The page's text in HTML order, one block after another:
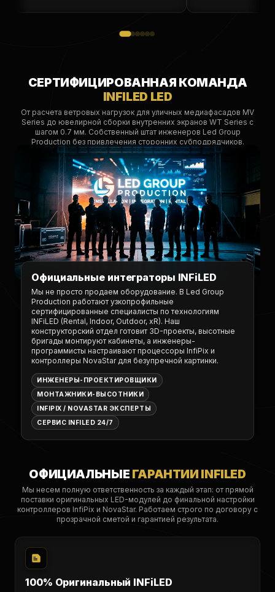
СЕРТИФИЦИРОВАННАЯ КОМАНДА
INFILED LED
От расчета ветровых нагрузок для уличных медиафасадов MV
Series до ювелирной сборки внутренних экранов WT Series с
шагом 0.7 мм. Собственный штат инженеров Led Group
Production без привлечения сторонних субподрядчиков.
Официальные интеграторы INFiLED
Мы не просто продаем оборудование. В Led Group
Production работают узкопрофильные
сертифицированные специалисты по технологиям
INFiLED (Rental, Indoor, Outdoor, xR). Наш
конструкторский отдел готовит 3D-проекты, высотные
бригады монтируют кабинеты, а инженеры-
программисты настраивают процессоры InfiPix и
контроллеры NovaStar для безупречной картинки.
ИНЖЕНЕРЫ-ПРОЕКТИРОВЩИКИ
МОНТАЖНИКИ-ВЫСОТНИКИ
INFIPIX / NOVASTAR ЭКСПЕРТЫ
СЕРВИС INFILED 24/7
ОФИЦИАЛЬНЫЕ ГАРАНТИИ INFILED
Мы несем полную ответственность за каждый этап: от прямой
поставки оригинальных LED-модулей до финальной настройки
контроллеров InfiPix и NovaStar. Работаем строго по договору с
прозрачной сметой и гарантией результата.
100% Оригинальный INFiLED